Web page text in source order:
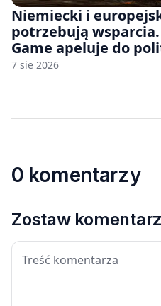
Niemiecki i
potrzebują
Game apeluje do
7 sie 2026
0 komentarzy
Zostaw komentarz